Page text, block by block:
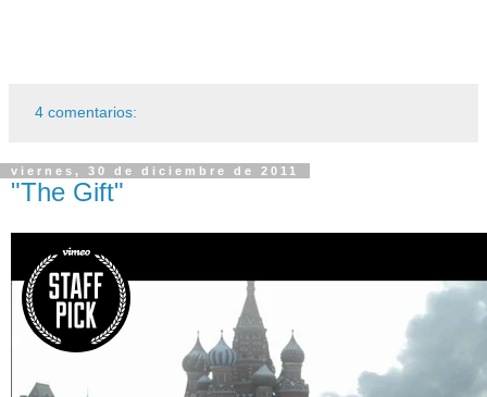
4 comentarios:
viernes, 30 de diciembre de 2011
"The Gift"